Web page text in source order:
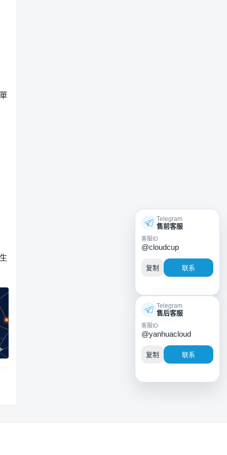
Telegram
售前客服
客服ID
@cloudcup
复制 联系
Telegram
售后客服
客服ID
@yanhuacloud
复制 联系